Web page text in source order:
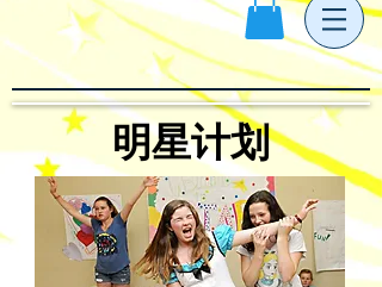
明星计划